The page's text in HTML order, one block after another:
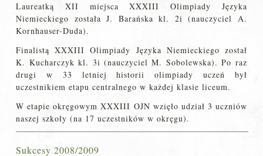
Laureatką XII miejsca XXXIII Olimpiady Języka
Niemieckiego została J. Barańska kl. 2i (nauczyciel A.
Kornhauser-Duda).
Finalistą XXXIII Olimpiady Języka Niemieckiego został
K. Kucharczyk kl. 3i (nauczyciel M. Sobolewska). Po raz
drugi w 33 letniej historii olimpiady uczeń był
uczestnikiem etapu centralnego w każdej klasie liceum.
W etapie okręgowym XXXIII OJN wzięło udział 3 uczniów
naszej szkoły (na 17 uczestników w okręgu).
Sukcesy 2008/2009